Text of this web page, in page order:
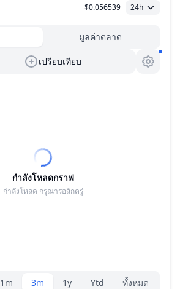
$0.056539 24h
มูลค่าตลาด
เปรียบเทียบ
กำลังโหลดกราฟ
กำลังโหลด กรุณารอสักครู่
1m 3m 1y Ytd ทั้งหมด